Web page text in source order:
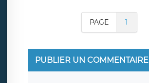
PAGE 1
PUBLIER UN COMMENTAIRE